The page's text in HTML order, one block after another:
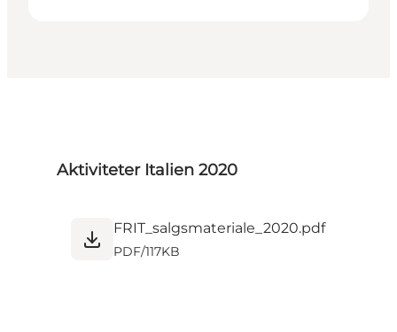
Aktiviteter Italien 2020
FRIT_salgsmateriale_2020.pdf
PDF/117KB